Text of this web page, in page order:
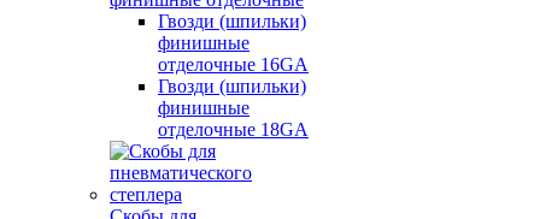
Гвозди (шпильки)
финишные
отделочные 16GA
Гвозди (шпильки)
финишные
отделочные 18GA